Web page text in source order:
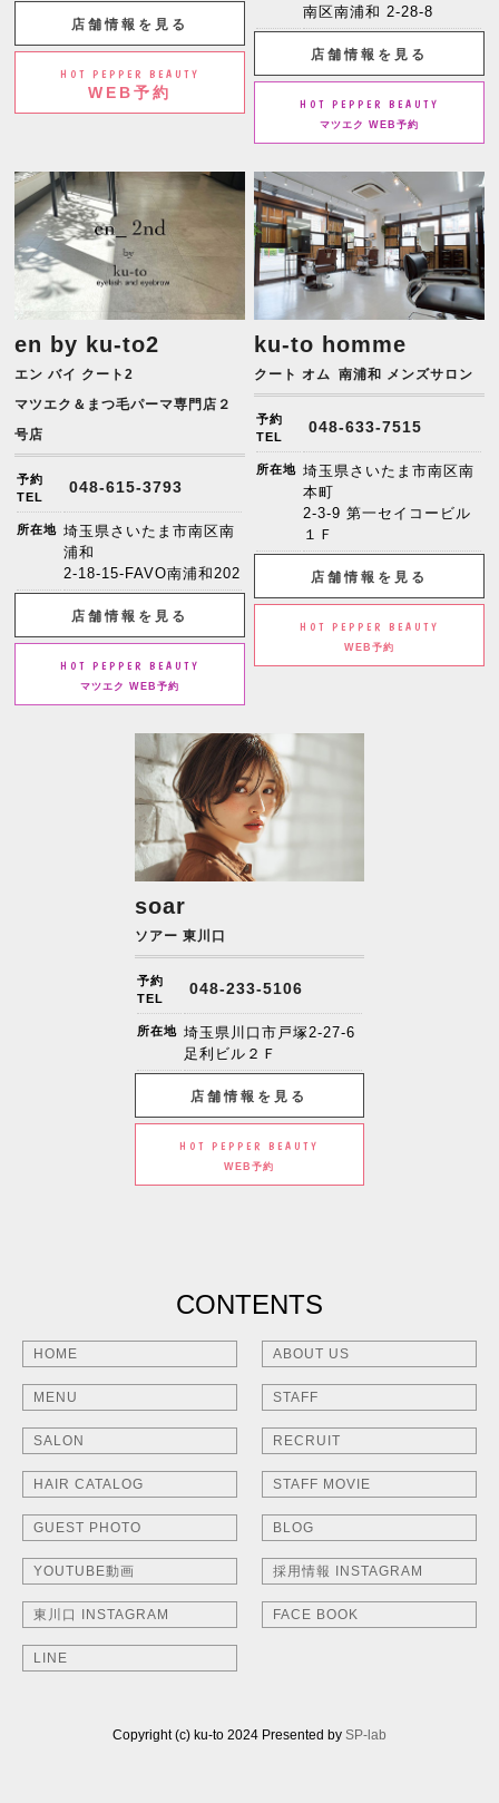
店舗情報を見る
HOT PEPPER BEAUTY
WEB予約
南区南浦和 2-28-8
店舗情報を見る
HOT PEPPER BEAUTY
マツエク WEB予約
en by ku-to2
エン バイ クート2
マツエク＆まつ毛パーマ専門店２
号店
予約
TEL
048-615-3793
所在地 埼玉県さいたま市南区南
浦和
2-18-15-FAVO南浦和202
店舗情報を見る
HOT PEPPER BEAUTY
マツエク WEB予約
ku-to homme
クート オム 南浦和 メンズサロン
予約
TEL
048-633-7515
所在地 埼玉県さいたま市南区南
本町
2-3-9 第一セイコービル
１Ｆ
店舗情報を見る
HOT PEPPER BEAUTY
WEB予約
soar
ソアー 東川口
予約
TEL
048-233-5106
所在地 埼玉県川口市戸塚2-27-6
足利ビル２Ｆ
店舗情報を見る
HOT PEPPER BEAUTY
WEB予約
CONTENTS
HOME ABOUT US
MENU STAFF
SALON RECRUIT
HAIR CATALOG STAFF MOVIE
GUEST PHOTO BLOG
YOUTUBE動画 採用情報 INSTAGRAM
東川口 INSTAGRAM FACE BOOK
LINE
Copyright (c) ku-to 2024 Presented by SP-lab